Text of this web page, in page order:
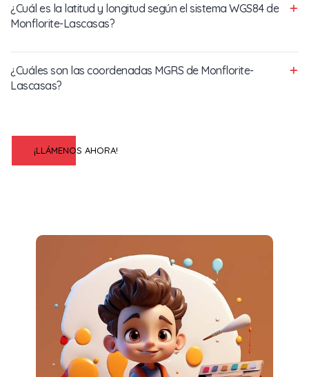
¿Cuál es la latitud y longitud según el sistema WGS84 de
Monflorite-Lascasas?
¿Cuáles son las coordenadas MGRS de Monflorite-
Lascasas?
¡LLÁMENOS AHORA!